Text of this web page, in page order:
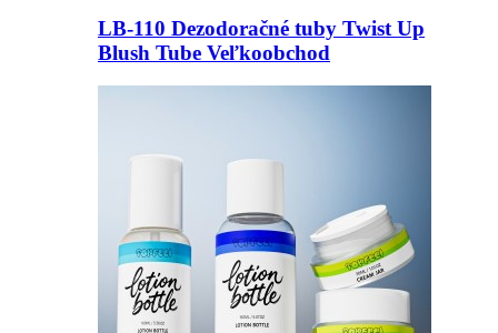
LB-110 Dezodoračné tuby Twist Up
Blush Tube Veľkoobchod